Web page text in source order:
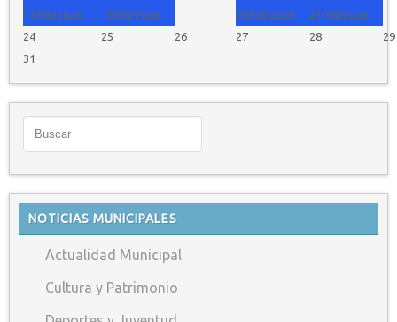
17/08/2026
18/08/2026
20/08/2026
21/08/2026
24 25 26 27 28
29
31
NOTICIAS MUNICIPALES
Actualidad Municipal
Cultura y Patrimonio